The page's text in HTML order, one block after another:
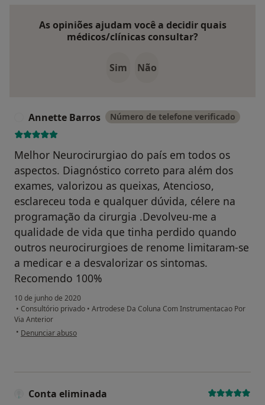
As opiniões ajudam você a decidir quais
médicos/clínicas consultar?
Sim Não
Annette Barros Número de telefone verificado
Melhor Neurocirurgiao do país em todos os
aspectos. Diagnóstico correto para além dos
exames, valorizou as queixas, Atencioso,
esclareceu toda e qualquer dúvida, célere na
programação da cirurgia .Devolveu-me a
qualidade de vida que tinha perdido quando
outros neurocirurgioes de renome limitaram-se
a medicar e a desvalorizar os sintomas.
Recomendo 100%
10 de junho de 2020
• Consultório privado • Artrodese Da Coluna Com Instrumentacao Por
Via Anterior
• na opinião do utilizador Annette Barros
Denunciar abuso
Conta eliminada